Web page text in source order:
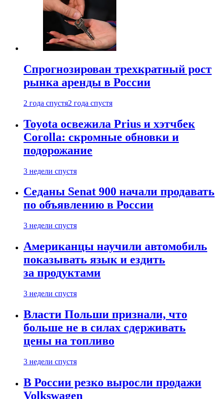
Спрогнозирован трехкратный рост
рынка аренды в России
2 года спустя2 года спустя
Toyota освежила Prius и хэтчбек
Corolla: скромные обновки и
подорожание
3 недели спустя
Седаны Senat 900 начали продавать
по объявлению в России
3 недели спустя
Американцы научили автомобиль
показывать язык и ездить
за продуктами
3 недели спустя
Власти Польши признали, что
больше не в силах сдерживать
цены на топливо
3 недели спустя
В России резко выросли продажи
Volkswagen